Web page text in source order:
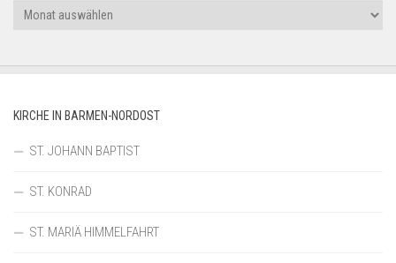
Archiv
KIRCHE IN BARMEN-NORDOST
ST. JOHANN BAPTIST
ST. KONRAD
ST. MARIÄ HIMMELFAHRT